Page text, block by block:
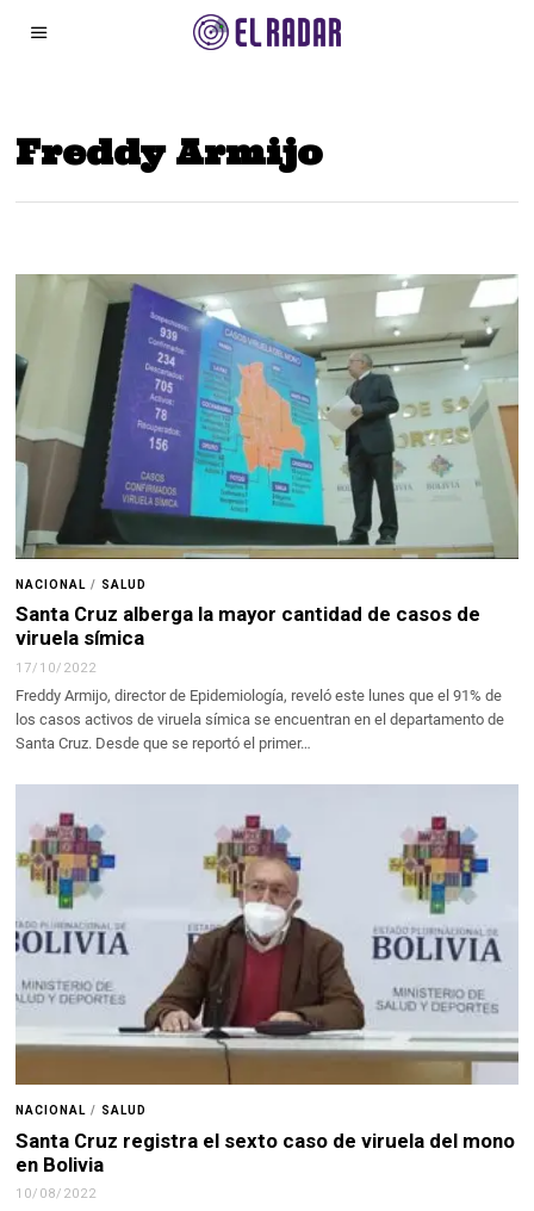
Freddy Armijo
NACIONAL / SALUD
Santa Cruz alberga la mayor cantidad de casos de
viruela símica
17/10/2022
Freddy Armijo, director de Epidemiología, reveló este lunes que el 91% de
los casos activos de viruela símica se encuentran en el departamento de
Santa Cruz. Desde que se reportó el primer…
NACIONAL / SALUD
Santa Cruz registra el sexto caso de viruela del mono
en Bolivia
10/08/2022